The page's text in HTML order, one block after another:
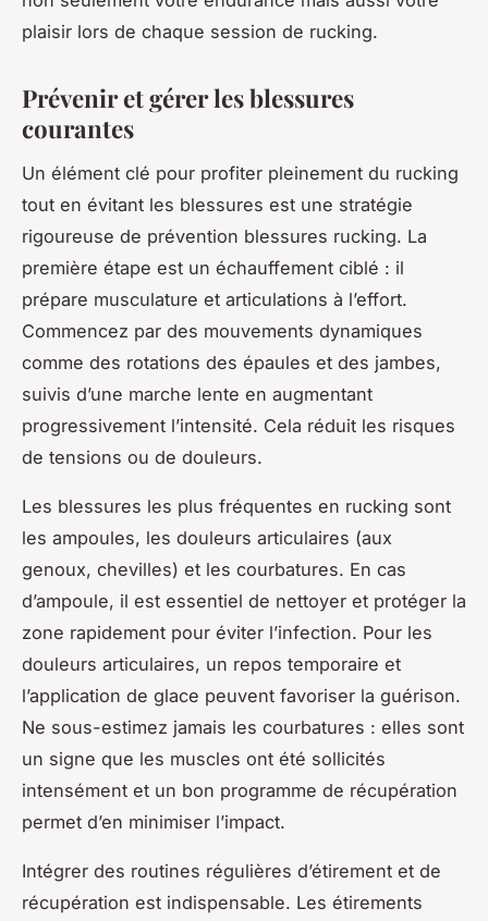
plaisir lors de chaque session de rucking.
Prévenir et gérer les blessures
courantes
Un élément clé pour profiter pleinement du rucking
tout en évitant les blessures est une stratégie
rigoureuse de prévention blessures rucking. La
première étape est un échauffement ciblé : il
prépare musculature et articulations à l’effort.
Commencez par des mouvements dynamiques
comme des rotations des épaules et des jambes,
suivis d’une marche lente en augmentant
progressivement l’intensité. Cela réduit les risques
de tensions ou de douleurs.
Les blessures les plus fréquentes en rucking sont
les ampoules, les douleurs articulaires (aux
genoux, chevilles) et les courbatures. En cas
d’ampoule, il est essentiel de nettoyer et protéger la
zone rapidement pour éviter l’infection. Pour les
douleurs articulaires, un repos temporaire et
l’application de glace peuvent favoriser la guérison.
Ne sous-estimez jamais les courbatures : elles sont
un signe que les muscles ont été sollicités
intensément et un bon programme de récupération
permet d’en minimiser l’impact.
Intégrer des routines régulières d’étirement et de
récupération est indispensable. Les étirements